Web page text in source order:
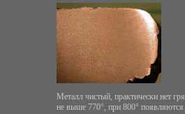
Металл чистый, практически нет
не выше 770°, при 800° появляются